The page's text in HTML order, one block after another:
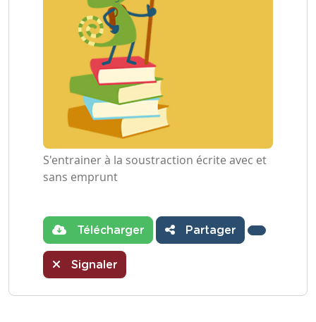
S'entrainer à la soustraction écrite avec et
sans emprunt
Télécharger Partager
Signaler